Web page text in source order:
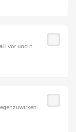
vor und n...